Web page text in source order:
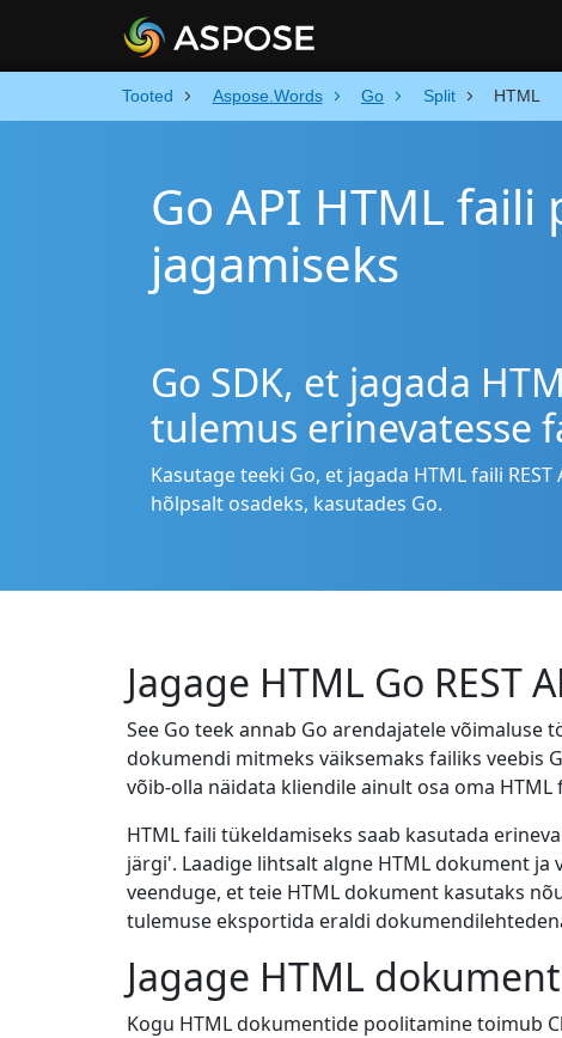
Tooted Aspose.Words Go Split HTML
Go API HTML
jagamiseks
Go SDK, et jagada
tulemus erinevatesse
Kasutage teeki Go, et jagada HTML faili
hõlpsalt osadeks, kasutades Go.
Jagage HTML Go REST
See Go teek annab Go arendajatele võimaluse
dokumendi mitmeks väiksemaks failiks veebis
võib-olla näidata kliendile ainult osa oma
HTML faili tükeldamiseks saab kasutada
järgi'. Laadige lihtsalt algne HTML dokument
veenduge, et teie HTML dokument kasutaks
tulemuse eksportida eraldi
Jagage HTML
Kogu HTML dokumentide poolitamine toimub